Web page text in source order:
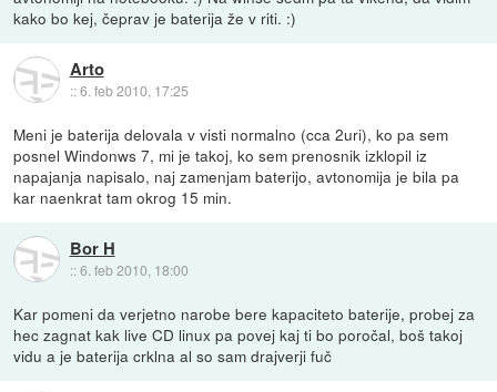
kako bo kej, čeprav je baterija že v riti. :)
Arto
::6. feb 2010, 17:25
Meni je baterija delovala v visti normalno (cca 2uri), ko pa sem
posnel Windonws 7, mi je takoj, ko sem prenosnik izklopil iz
napajanja napisalo, naj zamenjam baterijo, avtonomija je bila pa
kar naenkrat tam okrog 15 min.
Bor H
::6. feb 2010, 18:00
Kar pomeni da verjetno narobe bere kapaciteto baterije, probej za
hec zagnat kak live CD linux pa povej kaj ti bo poročal, boš takoj
vidu a je baterija crklna al so sam drajverji fuč